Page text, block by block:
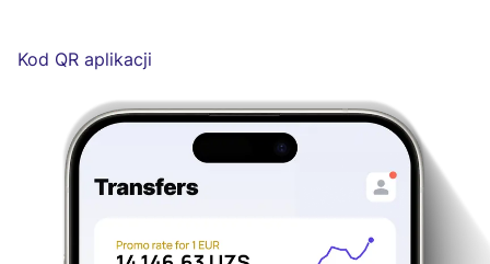
Kod QR aplikacji